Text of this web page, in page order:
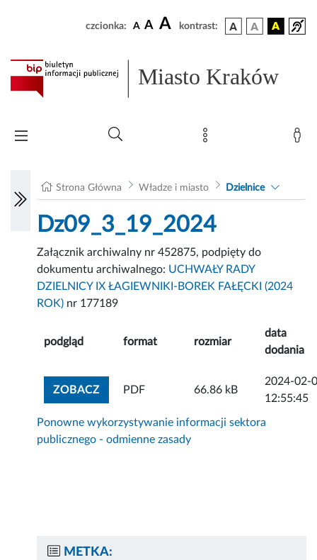
czcionka: A A A kontrast:
Miasto Kraków
Strona Główna Władze i miasto Dzielnice
Dz09_3_19_2024
Załącznik archiwalny nr 452875, podpięty do
dokumentu archiwalnego: UCHWAŁY RADY
DZIELNICY IX ŁAGIEWNIKI-BOREK FAŁĘCKI (2024
ROK) nr 177189
podgląd format rozmiar
data
dodania
ZOBACZZOBACZ ZAŁĄCZNIK
PDF 66.86 kB
2024-02-
12:55:45
Ponowne wykorzystywanie informacji sektora
publicznego - odmienne zasady
METKA: